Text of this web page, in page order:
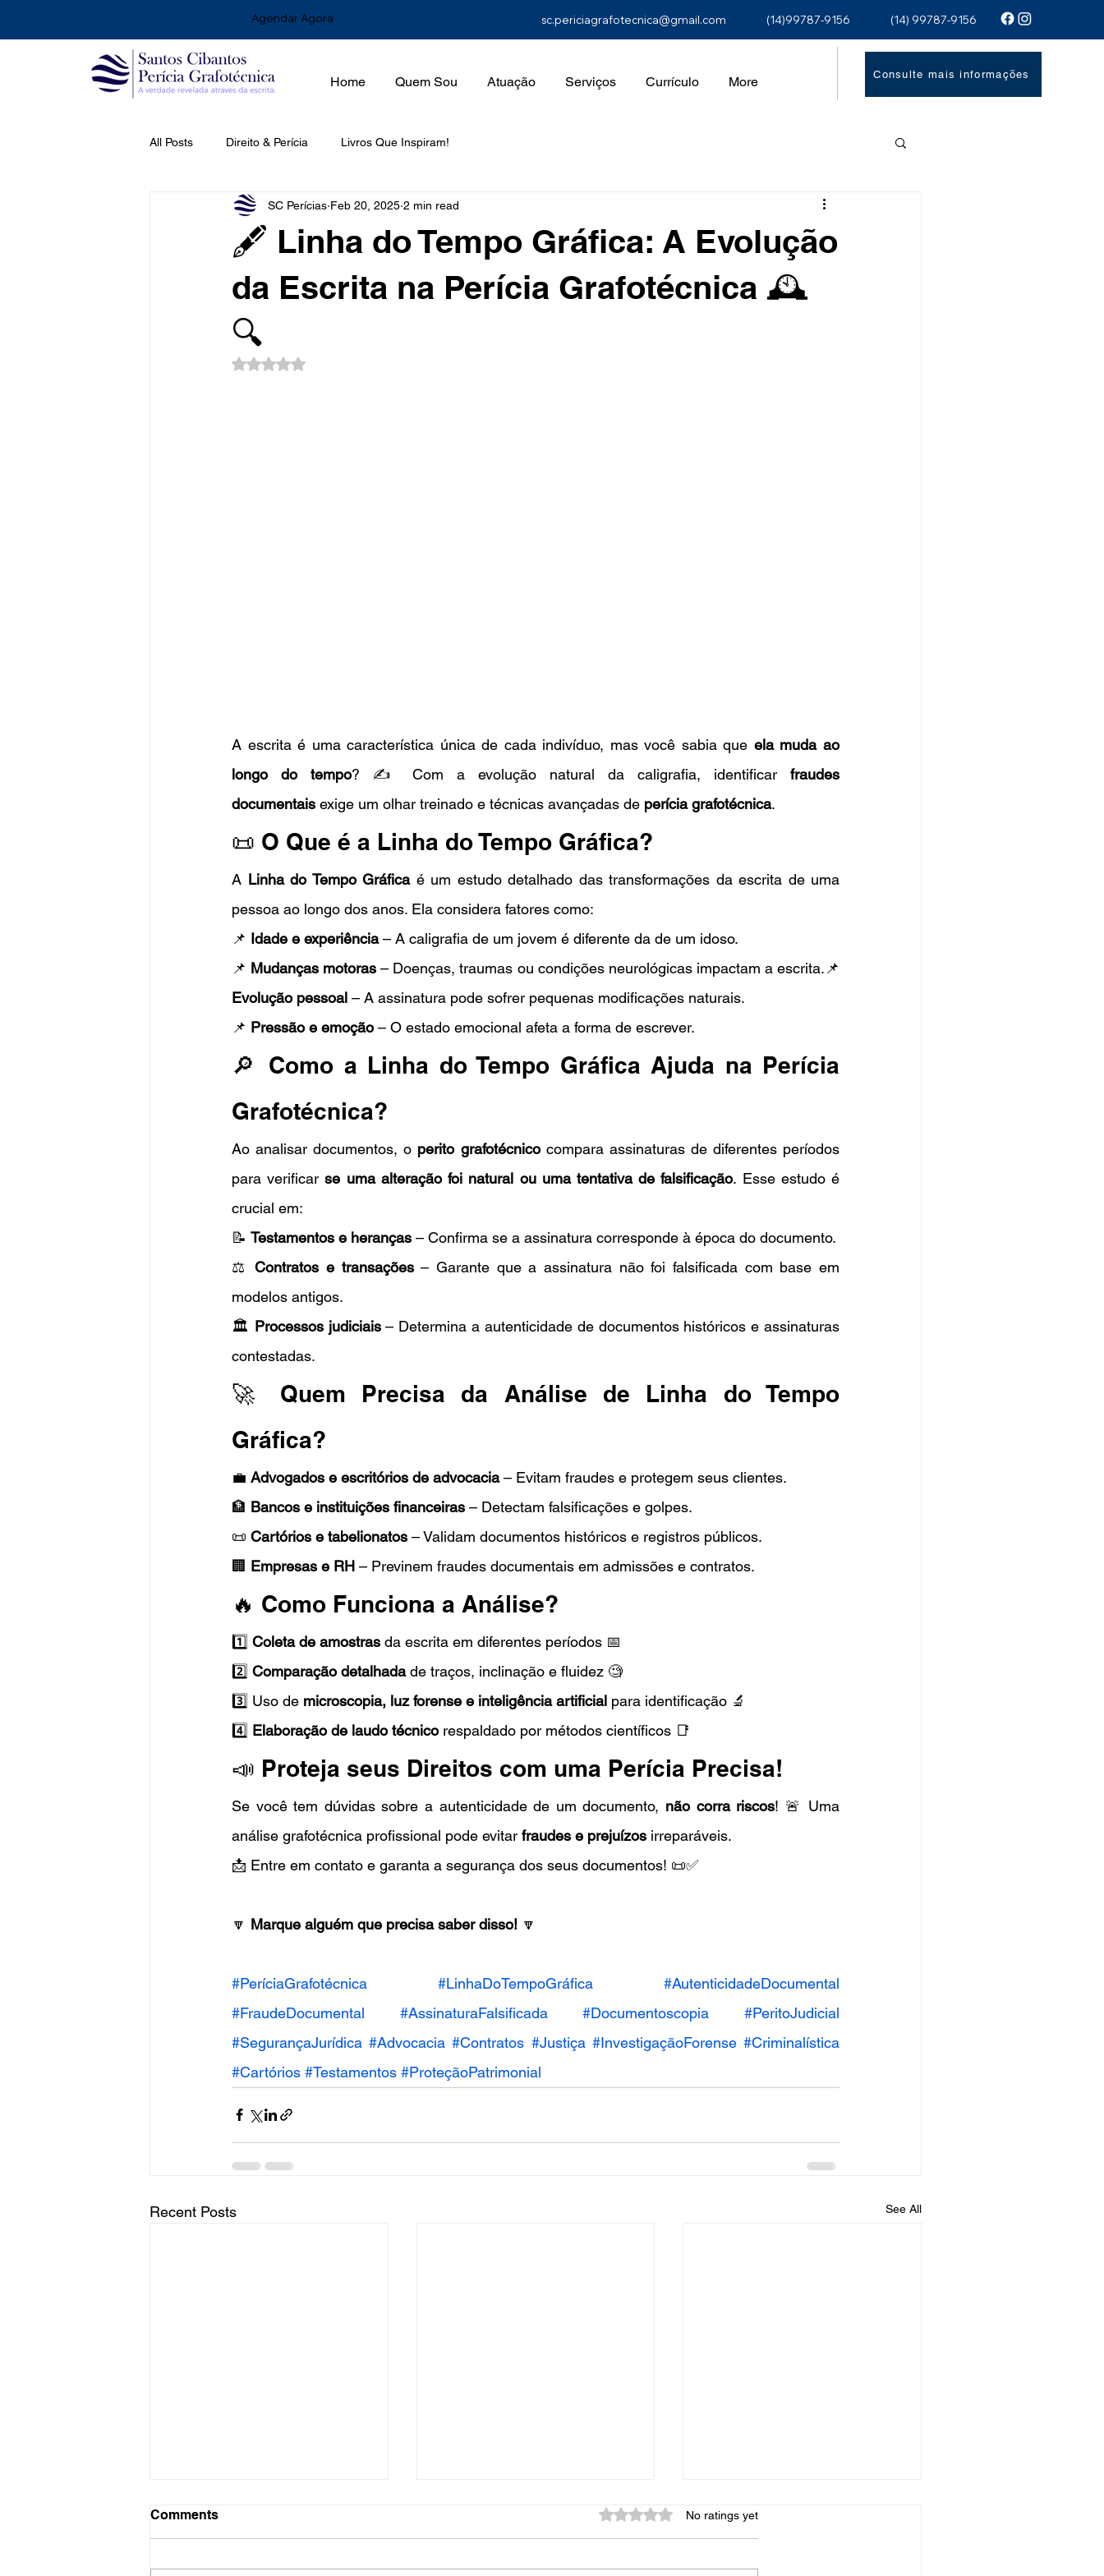
Agendar Agora sc.periciagrafotecnica@gmail.com (14)99787-9156 (14) 99787-9156
Home Quem Sou Atuação Serviços Currículo More Consulte mais informações
All Posts Direito & Perícia Livros Que Inspiram!
🖋️ Linha do Tempo Gráfica: A Evolução
da Escrita na Perícia Grafotécnica 🕰️
🔍
SC Perícias Feb 20, 2025 2 min read
Rated NaN out of 5 stars.
A escrita é uma característica única de cada indivíduo, mas você sabia que ela muda ao
longo do tempo? ✍️ Com a evolução natural da caligrafia, identificar fraudes
documentais exige um olhar treinado e técnicas avançadas de perícia grafotécnica.
📜 O Que é a Linha do Tempo Gráfica?
A Linha do Tempo Gráfica é um estudo detalhado das transformações da escrita de uma
pessoa ao longo dos anos. Ela considera fatores como:
📌 Idade e experiência – A caligrafia de um jovem é diferente da de um idoso.
📌 Mudanças motoras
Evolução pessoal – A assinatura pode sofrer pequenas modificações naturais.
📌 Pressão e emoção – O estado emocional afeta a forma de escrever.
🔎 Como a Linha do Tempo Gráfica Ajuda na Perícia
Grafotécnica?
Ao analisar documentos, o perito grafotécnico compara assinaturas de diferentes períodos
para verificar se uma alteração foi natural ou uma tentativa de falsificação. Esse estudo é
crucial em:
📝 Testamentos e heranças – Confirma se a assinatura corresponde à época do documento.
⚖️ Contratos e transações – Garante que a assinatura não foi falsificada com base em
modelos antigos.
🏛️ Processos judiciais – Determina a autenticidade de documentos históricos e assinaturas
contestadas.
🚀 Quem Precisa da Análise de Linha do Tempo
Gráfica?
💼 Advogados e escritórios de advocacia – Evitam fraudes e protegem seus clientes.
🏦 Bancos e instituições financeiras – Detectam falsificações e golpes.
📜 Cartórios e tabelionatos – Validam documentos históricos e registros públicos.
🏢 Empresas e RH – Previnem fraudes documentais em admissões e contratos.
🔥 Como Funciona a Análise?
1️⃣ Coleta de amostras da escrita em diferentes períodos 📅
2️⃣ Comparação detalhada de traços, inclinação e fluidez 🧐
3️⃣ Uso de microscopia, luz forense e inteligência artificial para identificação 🔬
4️⃣ Elaboração de laudo técnico respaldado por métodos científicos 📑
📣 Proteja seus Direitos com uma Perícia Precisa!
Se você tem dúvidas sobre a autenticidade de um documento, não corra riscos! 🚨 Uma
análise grafotécnica profissional pode evitar fraudes e prejuízos irreparáveis.
📩 Entre em contato e garanta a segurança dos seus documentos! 📜✅
🔽 Marque alguém que precisa saber disso! 🔽
#PeríciaGrafotécnica #LinhaDoTempoGráfica
#AutenticidadeDocumental
#FraudeDocumental
#AssinaturaFalsificada #Documentoscopia
#PeritoJudicial
#SegurançaJurídica #Advocacia #Contratos #Justiça #InvestigaçãoForense #Criminalística
#Cartórios #Testamentos #ProteçãoPatrimonial
Recent Posts See All
Comments Rated 0 out of 5 stars.
No ratings yet